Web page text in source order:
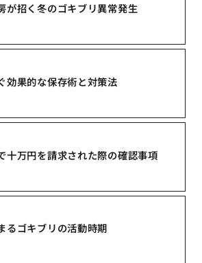
が招く冬のゴキブリ異常発生
効果的な保存術と対策法
十万円を請求された際の確認事項
るゴキブリの活動時期